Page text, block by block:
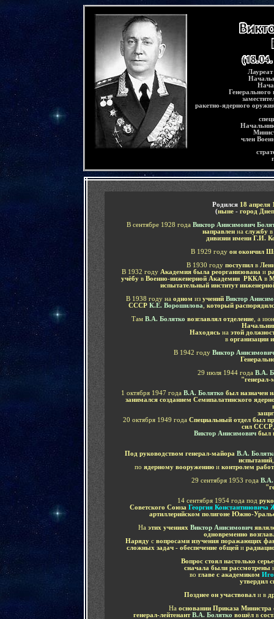
ракетно-ядерного
член
Родился 18 апреля
(ныне-город
В сентябре 1928 года Виктор Анисимович
направлен на службу в
дивизии имени Г.И.
В 1929 году он окончил
В 1930 году поступил в
В 1932 году Академия была реорганизована и
учёбувВоенно-инженерной Академии РККА в
испытательный институт
В 1938 году на одном из учений Виктор
СССР К.Е. Ворошилова
который
Там В.А. Болятко возглавлял отделение , а
Находясь на этой
в организации
В 1942 году Виктор
29 июля 1944 года В.А.
1 октября 1947 года В.А. Болятко был назначен
занимался созданием Семипалатинского
20 октября 1949 года Специальный отдел был
сил СССР
Виктор Анисимович был
Под руководством генерал-майора В.А.
испытаний
по ядерному вооружению и контролем
29 сентября 1953 года В.А.
14 сентября 1954 года под
Советского Союза Георгия Константиновича
артиллерийском полигоне Южно-
На этих учениях Виктор Анисимович
одновременно
Наряду с вопросами изучения поражающих
сложных задач - обеспечение общей и
Вопрос стоял настолько
сначала были рассмотрены
во главе с академиком
утвердил
Позднее он участвовал и в
На основании Приказа
генерал-лейтенантВ.А. Болятко вошёл в